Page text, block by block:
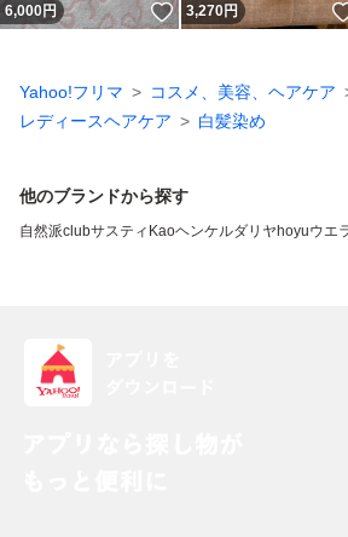
6,000円 いいね！
3,270円
Yahoo!フリマ
コスメ、美容、ヘアケア
レディースヘアケア
白髪染め
他のブランドから探す
自然派clubサスティ Kaoヘンケルダリヤ hoyuウエ